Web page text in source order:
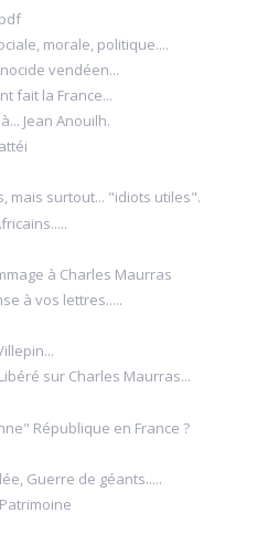
morale, politique....
vendéen...
fait la France...
Jean Anouilh.
mais surtout... "idiots utiles".
à Charles Maurras
à vos lettres.....
sur Charles Maurras...
République en France ?
Guerre de géants.....